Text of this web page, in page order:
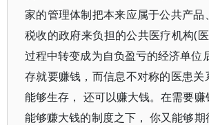
家的管理体制把本来应属于公共产品
税收的政府来负担的公共医疗机构(
过程中转变成为自负盈亏的经济单位
存就要赚钱，而信息不对称的医患关
能够生存， 还可以赚大钱。在需要赚
能够赚大钱的制度之下， 你又能够